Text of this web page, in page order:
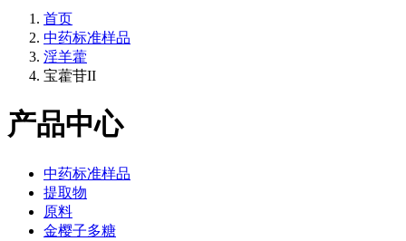
首页
中药标准样品
淫羊藿
宝藿苷II
产品中心
中药标准样品
提取物
原料
金樱子多糖